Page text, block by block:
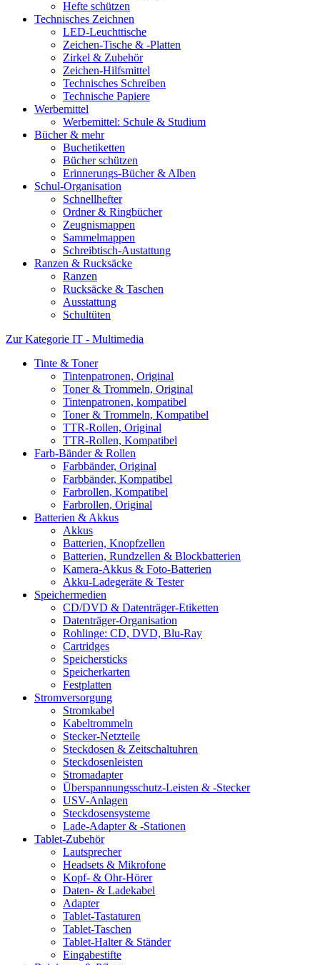
Hefte schützen
Technisches Zeichnen
LED-Leuchttische
Zeichen-Tische & -Platten
Zirkel & Zubehör
Zeichen-Hilfsmittel
Technisches Schreiben
Technische Papiere
Werbemittel
Werbemittel: Schule & Studium
Bücher & mehr
Buchetiketten
Bücher schützen
Erinnerungs-Bücher & Alben
Schul-Organisation
Schnellhefter
Ordner & Ringbücher
Zeugnismappen
Sammelmappen
Schreibtisch-Austattung
Ranzen & Rucksäcke
Ranzen
Rucksäcke & Taschen
Ausstattung
Schultüten
Zur Kategorie IT - Multimedia
Tinte & Toner
Tintenpatronen, Original
Toner & Trommeln, Original
Tintenpatronen, kompatibel
Toner & Trommeln, Kompatibel
TTR-Rollen, Original
TTR-Rollen, Kompatibel
Farb-Bänder & Rollen
Farbbänder, Original
Farbbänder, Kompatibel
Farbrollen, Kompatibel
Farbrollen, Original
Batterien & Akkus
Akkus
Batterien, Knopfzellen
Batterien, Rundzellen & Blockbatterien
Kamera-Akkus & Foto-Batterien
Akku-Ladegeräte & Tester
Speichermedien
CD/DVD & Datenträger-Etiketten
Datenträger-Organisation
Rohlinge: CD, DVD, Blu-Ray
Cartridges
Speichersticks
Speicherkarten
Festplatten
Stromversorgung
Stromkabel
Kabeltrommeln
Stecker-Netzteile
Steckdosen & Zeitschaltuhren
Steckdosenleisten
Stromadapter
Überspannungsschutz-Leisten & -Stecker
USV-Anlagen
Steckdosensysteme
Lade-Adapter & -Stationen
Tablet-Zubehör
Lautsprecher
Headsets & Mikrofone
Kopf- & Ohr-Hörer
Daten- & Ladekabel
Adapter
Tablet-Tastaturen
Tablet-Taschen
Tablet-Halter & Ständer
Eingabestifte